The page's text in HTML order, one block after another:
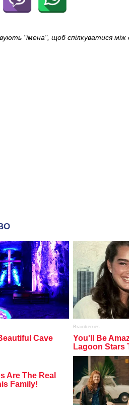
"імена", щоб спілкуватися